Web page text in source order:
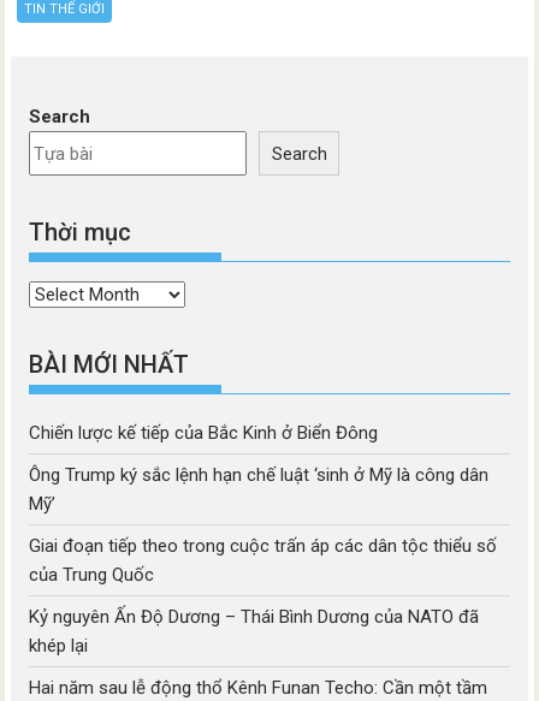
TIN THẾ GIỚI
Search
Search
Thời mục
Thời
BÀI MỚI NHẤT
Chiến lược kế tiếp của Bắc Kinh ở Biển Đông
Ông Trump ký sắc lệnh hạn chế luật ‘sinh ở Mỹ là công dân
Mỹ’
Giai đoạn tiếp theo trong cuộc trấn áp các dân tộc thiểu số
của Trung Quốc
Kỷ nguyên Ấn Độ Dương – Thái Bình Dương của NATO đã
khép lại
Hai năm sau lễ động thổ Kênh Funan Techo: Cần một tầm